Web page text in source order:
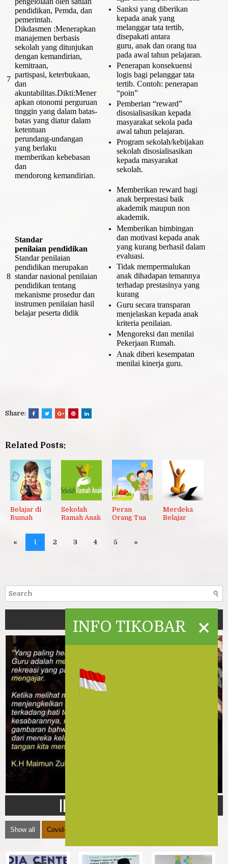
7
pendidikan, Pemda, dan
pemerintah.
Dikdasmen :Menerapkan
manajemen berbasis
sekolah yang ditunjukan
dengan kemandirian,
kemitraan,
partispasi, keterbukaan,
dan
akuntabilitas.Dikti:Mener
apkan otonomi perguruan
tinggin yang dalam batas-
batas yang diatur dalam
ketentuan
perundang-undangan
yang berlaku
memberikan kebebasan
dan
mendorong kemandirian.
Sanksi yang diberikan
kepada anak yang
melanggar tata tertib,
disepakati antara
guru, anak dan orang tua
pada awal tahun pelajaran.
Penerapan konsekuensi
logis bagi pelanggar tata
tertib. Contoh: penerapan
“poin”
Pemberian “reward”
disosialisasikan kepada
masyarakat sekola pada
awal tahun pelajaran.
Program sekolah/kebijakan
sekolah disosialisasikan
kepada masyarakat
sekolah.
8
Standar
penilaian pendidikan
Standar penilaian
pendidikan merupakan
standar nasional penilaian
pendidikan tentang
mekanisme prosedur dan
instrumen penilaian hasil
belajar peserta didik
Memberikan reward bagi
anak berprestasi baik
akademik maupun non
akademik.
Memberikan bimbingan
dan motivasi kepada anak
yang kurang berhasil dalam
evaluasi.
Tidak mempermalukan
anak dihadapan temannya
terhadap prestasinya yang
kurang
Guru secara transparan
menjelaskan kepada anak
kriteria penilaian.
Mengoreksi dan menilai
Pekerjaan Rumah.
Anak diberi kesempatan
menilai kinerja guru.
Share:
Related Posts:
Belajar di
Rumah
Sekolah
Ramah Anak
Peran
Orang Tua
Merdeka
Belajar
« 1 2 3 4 5 »
PEPELING
INFORMASI TERKINI
Show all Covid-19
INFO TIKOBAR ×